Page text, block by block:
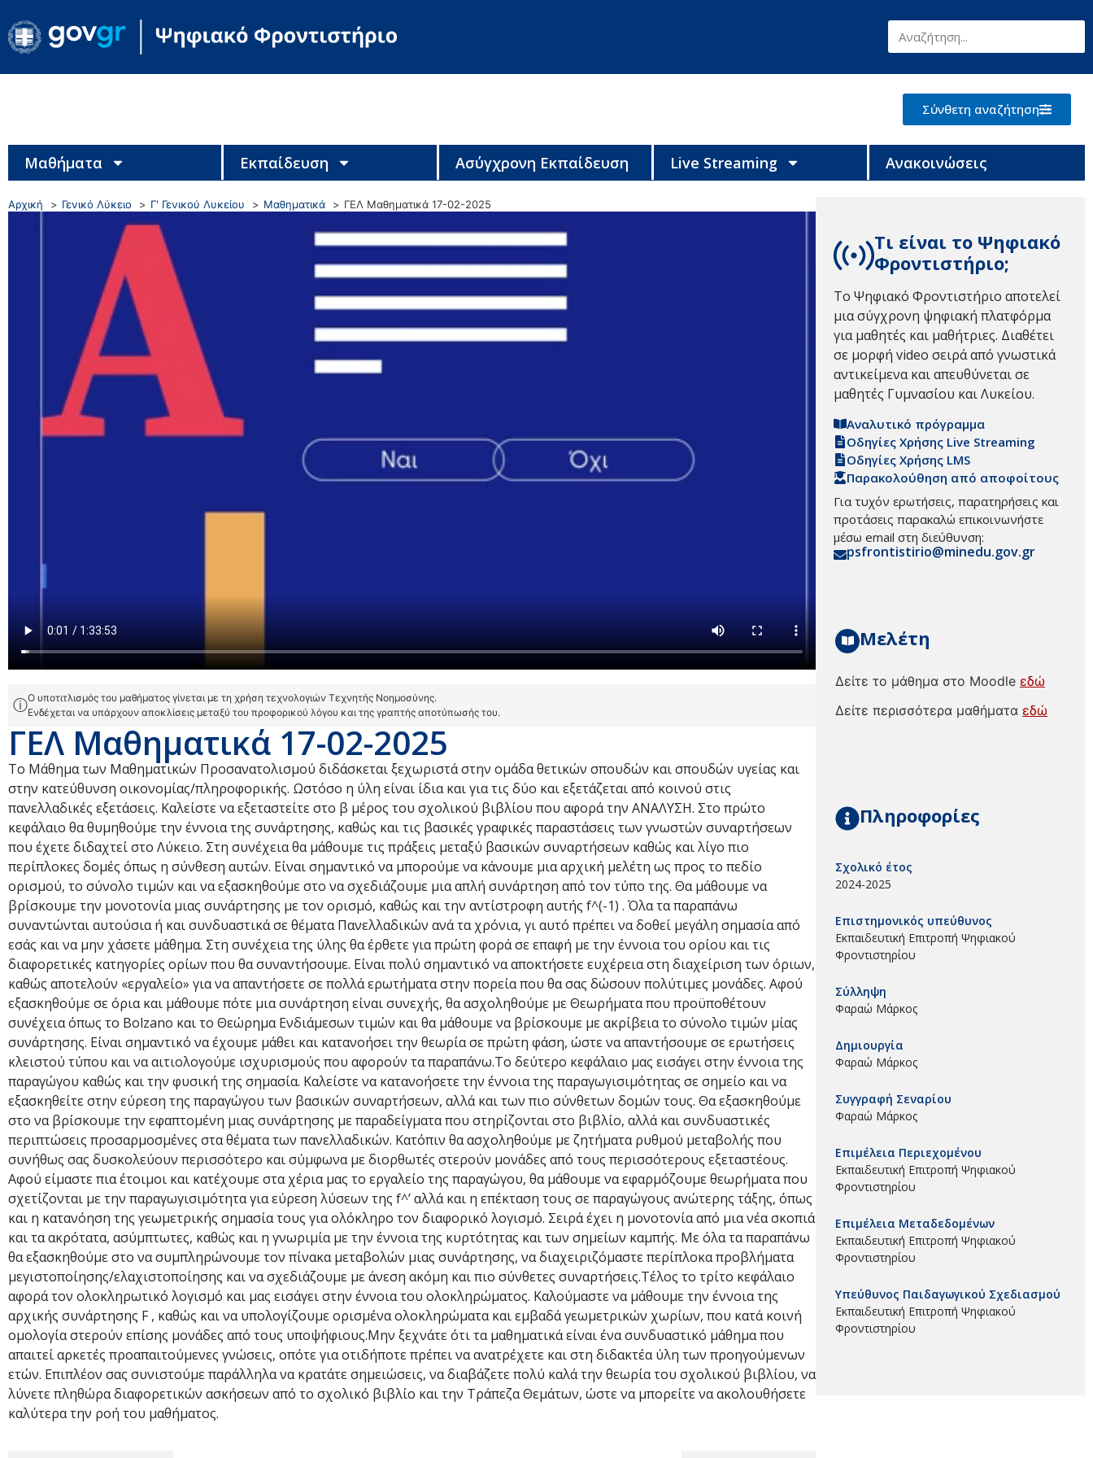
Σύνθετη αναζήτηση
Μαθήματα Εκπαίδευση Ασύγχρονη Εκπαίδευση Live Streaming Ανακοινώσεις
Αρχική Γενικό Λύκειο Γ' Γενικού Λυκείου Μαθηματικά ΓΕΛ Μαθηματικά 17-02-2025
ⓘΟ υποτιτλισμός του μαθήματος γίνεται με τη χρήση τεχνολογιών Τεχνητής Νοημοσύνης.
Ενδέχεται να υπάρχουν αποκλίσεις μεταξύ του προφορικού λόγου και της γραπτής αποτύπωσής του.
ΓΕΛ Μαθηματικά 17-02-2025
Το Μάθημα των Μαθηματικών Προσανατολισμού διδάσκεται ξεχωριστά στην ομάδα θετικών σπουδών και σπουδών υγείας και
στην κατεύθυνση οικονομίας/πληροφορικής. Ωστόσο η ύλη είναι ίδια και για τις δύο και εξετάζεται από κοινού στις
πανελλαδικές εξετάσεις. Καλείστε να εξεταστείτε στο β μέρος του σχολικού βιβλίου που αφορά την ΑΝΑΛΥΣΗ. Στο πρώτο
κεφάλαιο θα θυμηθούμε την έννοια της συνάρτησης, καθώς και τις βασικές γραφικές παραστάσεις των γνωστών συναρτήσεων
που έχετε διδαχτεί στο Λύκειο. Στη συνέχεια θα μάθουμε τις πράξεις μεταξύ βασικών συναρτήσεων καθώς και λίγο πιο
περίπλοκες δομές όπως η σύνθεση αυτών. Είναι σημαντικό να μπορούμε να κάνουμε μια αρχική μελέτη ως προς το πεδίο
ορισμού, το σύνολο τιμών και να εξασκηθούμε στο να σχεδιάζουμε μια απλή συνάρτηση από τον τύπο της. Θα μάθουμε να
βρίσκουμε την μονοτονία μιας συνάρτησης με τον ορισμό, καθώς και την αντίστροφη αυτής f^(-1) . Όλα τα παραπάνω
συναντώνται αυτούσια ή και συνδυαστικά σε θέματα Πανελλαδικών ανά τα χρόνια, γι αυτό πρέπει να δοθεί μεγάλη σημασία από
εσάς και να μην χάσετε μάθημα. Στη συνέχεια της ύλης θα έρθετε για πρώτη φορά σε επαφή με την έννοια του ορίου και τις
διαφορετικές κατηγορίες ορίων που θα συναντήσουμε. Είναι πολύ σημαντικό να αποκτήσετε ευχέρεια στη διαχείριση των όριων,
καθώς αποτελούν «εργαλείο» για να απαντήσετε σε πολλά ερωτήματα στην πορεία που θα σας δώσουν πολύτιμες μονάδες. Αφού
εξασκηθούμε σε όρια και μάθουμε πότε μια συνάρτηση είναι συνεχής, θα ασχοληθούμε με Θεωρήματα που προϋποθέτουν
συνέχεια όπως το Bolzano και το Θεώρημα Ενδιάμεσων τιμών και θα μάθουμε να βρίσκουμε με ακρίβεια το σύνολο τιμών μίας
συνάρτησης. Είναι σημαντικό να έχουμε μάθει και κατανοήσει την θεωρία σε πρώτη φάση, ώστε να απαντήσουμε σε ερωτήσεις
κλειστού τύπου και να αιτιολογούμε ισχυρισμούς που αφορούν τα παραπάνω.Το δεύτερο κεφάλαιο μας εισάγει στην έννοια της
παραγώγου καθώς και την φυσική της σημασία. Καλείστε να κατανοήσετε την έννοια της παραγωγισιμότητας σε σημείο και να
εξασκηθείτε στην εύρεση της παραγώγου των βασικών συναρτήσεων, αλλά και των πιο σύνθετων δομών τους. Θα εξασκηθούμε
στο να βρίσκουμε την εφαπτομένη μιας συνάρτησης με παραδείγματα που στηρίζονται στο βιβλίο, αλλά και συνδυαστικές
περιπτώσεις προσαρμοσμένες στα θέματα των πανελλαδικών. Κατόπιν θα ασχοληθούμε με ζητήματα ρυθμού μεταβολής που
συνήθως σας δυσκολεύουν περισσότερο και σύμφωνα με διορθωτές στερούν μονάδες από τους περισσότερους εξεταστέους.
Αφού είμαστε πια έτοιμοι και κατέχουμε στα χέρια μας το εργαλείο της παραγώγου, θα μάθουμε να εφαρμόζουμε θεωρήματα που
σχετίζονται με την παραγωγισιμότητα για εύρεση λύσεων της f^’ αλλά και η επέκταση τους σε παραγώγους ανώτερης τάξης, όπως
και η κατανόηση της γεωμετρικής σημασία τους για ολόκληρο τον διαφορικό λογισμό. Σειρά έχει η μονοτονία από μια νέα σκοπιά
και τα ακρότατα, ασύμπτωτες, καθώς και η γνωριμία με την έννοια της κυρτότητας και των σημείων καμπής. Με όλα τα παραπάνω
θα εξασκηθούμε στο να συμπληρώνουμε τον πίνακα μεταβολών μιας συνάρτησης, να διαχειριζόμαστε περίπλοκα προβλήματα
μεγιστοποίησης/ελαχιστοποίησης και να σχεδιάζουμε με άνεση ακόμη και πιο σύνθετες συναρτήσεις.Τέλος το τρίτο κεφάλαιο
αφορά τον ολοκληρωτικό λογισμό και μας εισάγει στην έννοια του ολοκληρώματος. Καλούμαστε να μάθουμε την έννοια της
αρχικής συνάρτησης F , καθώς και να υπολογίζουμε ορισμένα ολοκληρώματα και εμβαδά γεωμετρικών χωρίων, που κατά κοινή
ομολογία στερούν επίσης μονάδες από τους υποψήφιους.Μην ξεχνάτε ότι τα μαθηματικά είναι ένα συνδυαστικό μάθημα που
απαιτεί αρκετές προαπαιτούμενες γνώσεις, οπότε για οτιδήποτε πρέπει να ανατρέχετε και στη διδακτέα ύλη των προηγούμενων
ετών. Επιπλέον σας συνιστούμε παράλληλα να κρατάτε σημειώσεις, να διαβάζετε πολύ καλά την θεωρία του σχολικού βιβλίου, να
λύνετε πληθώρα διαφορετικών ασκήσεων από το σχολικό βιβλίο και την Τράπεζα Θεμάτων, ώστε να μπορείτε να ακολουθήσετε
καλύτερα την ροή του μαθήματος.
Τι είναι το Ψηφιακό
Φροντιστήριο;
Το Ψηφιακό Φροντιστήριο αποτελεί
μια σύγχρονη ψηφιακή πλατφόρμα
για μαθητές και μαθήτριες. Διαθέτει
σε μορφή video σειρά από γνωστικά
αντικείμενα και απευθύνεται σε
μαθητές Γυμνασίου και Λυκείου.
Αναλυτικό πρόγραμμα
Οδηγίες Χρήσης Live Streaming
Οδηγίες Χρήσης LMS
Παρακολούθηση από αποφοίτους
Για τυχόν ερωτήσεις, παρατηρήσεις και
προτάσεις παρακαλώ επικοινωνήστε
μέσω email στη διεύθυνση:
psfrontistirio@minedu.gov.gr
Μελέτη
Δείτε το μάθημα στο Moodle εδώ
Δείτε περισσότερα μαθήματα εδώ
Πληροφορίες
Σχολικό έτος
2024-2025
Επιστημονικός υπεύθυνος
Εκπαιδευτική Επιτροπή Ψηφιακού
Φροντιστηρίου
Σύλληψη
Φαραώ Μάρκος
Δημιουργία
Φαραώ Μάρκος
Συγγραφή Σεναρίου
Φαραώ Μάρκος
Επιμέλεια Περιεχομένου
Εκπαιδευτική Επιτροπή Ψηφιακού
Φροντιστηρίου
Επιμέλεια Μεταδεδομένων
Εκπαιδευτική Επιτροπή Ψηφιακού
Φροντιστηρίου
Υπεύθυνος Παιδαγωγικού Σχεδιασμού
Εκπαιδευτική Επιτροπή Ψηφιακού
Φροντιστηρίου